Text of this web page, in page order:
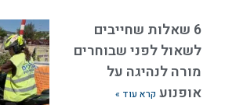
6 שאלות שחייבים
לשאול לפני שבוחרים
מורה לנהיגה על
אופנוע קרא עוד »